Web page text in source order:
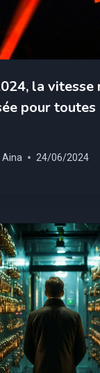
la vitesse
pour
24/06/2024